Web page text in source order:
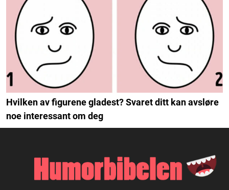
Hvilken av figurene gladest? Svaret ditt kan avsløre
noe interessant om deg